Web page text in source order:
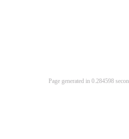
Page generated in 0.284598